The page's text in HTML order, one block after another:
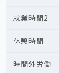
就業時間2
休憩時間
時間外労働